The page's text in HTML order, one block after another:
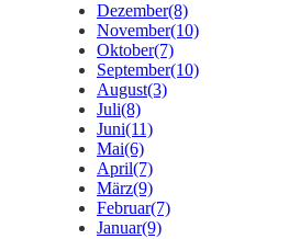
Dezember(8)
November(10)
Oktober(7)
September(10)
August(3)
Juli(8)
Juni(11)
Mai(6)
April(7)
März(9)
Februar(7)
Januar(9)